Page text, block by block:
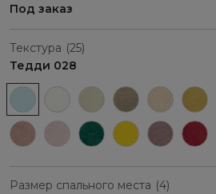
Под заказ
Текстура (25)
Тедди 028
Размер спального места (4)